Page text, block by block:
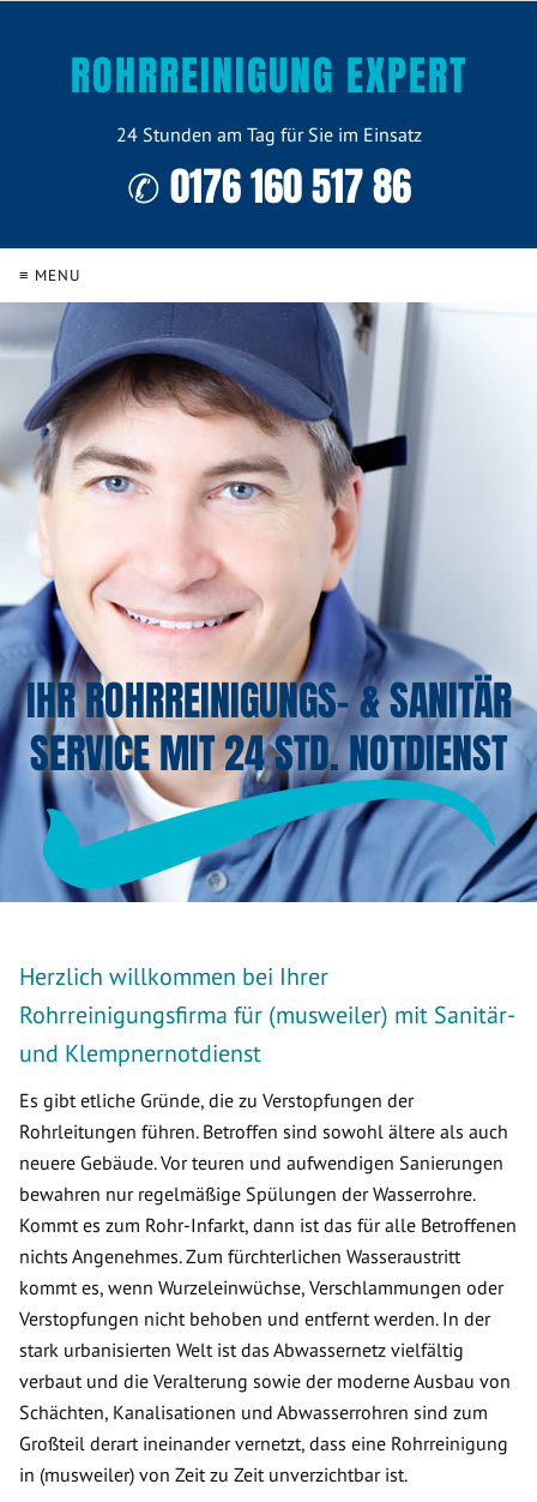
ROHRREINIGUNG EXPERT
24 Stunden am Tag für Sie im Einsatz
✆ 0176 160 517 86
≡ MENU
IHR ROHRREINIGUNGS- & SANITÄR
SERVICE MIT 24 STD. NOTDIENST
Herzlich willkommen bei Ihrer
Rohrreinigungsfirma für (musweiler) mit Sanitär-
und Klempnernotdienst
Es gibt etliche Gründe, die zu Verstopfungen der
Rohrleitungen führen. Betroffen sind sowohl ältere als auch
neuere Gebäude. Vor teuren und aufwendigen Sanierungen
bewahren nur regelmäßige Spülungen der Wasserrohre.
Kommt es zum Rohr-Infarkt, dann ist das für alle Betroffenen
nichts Angenehmes. Zum fürchterlichen Wasseraustritt
kommt es, wenn Wurzeleinwüchse, Verschlammungen oder
Verstopfungen nicht behoben und entfernt werden. In der
stark urbanisierten Welt ist das Abwassernetz vielfältig
verbaut und die Veralterung sowie der moderne Ausbau von
Schächten, Kanalisationen und Abwasserrohren sind zum
Großteil derart ineinander vernetzt, dass eine Rohrreinigung
in (musweiler) von Zeit zu Zeit unverzichtbar ist.